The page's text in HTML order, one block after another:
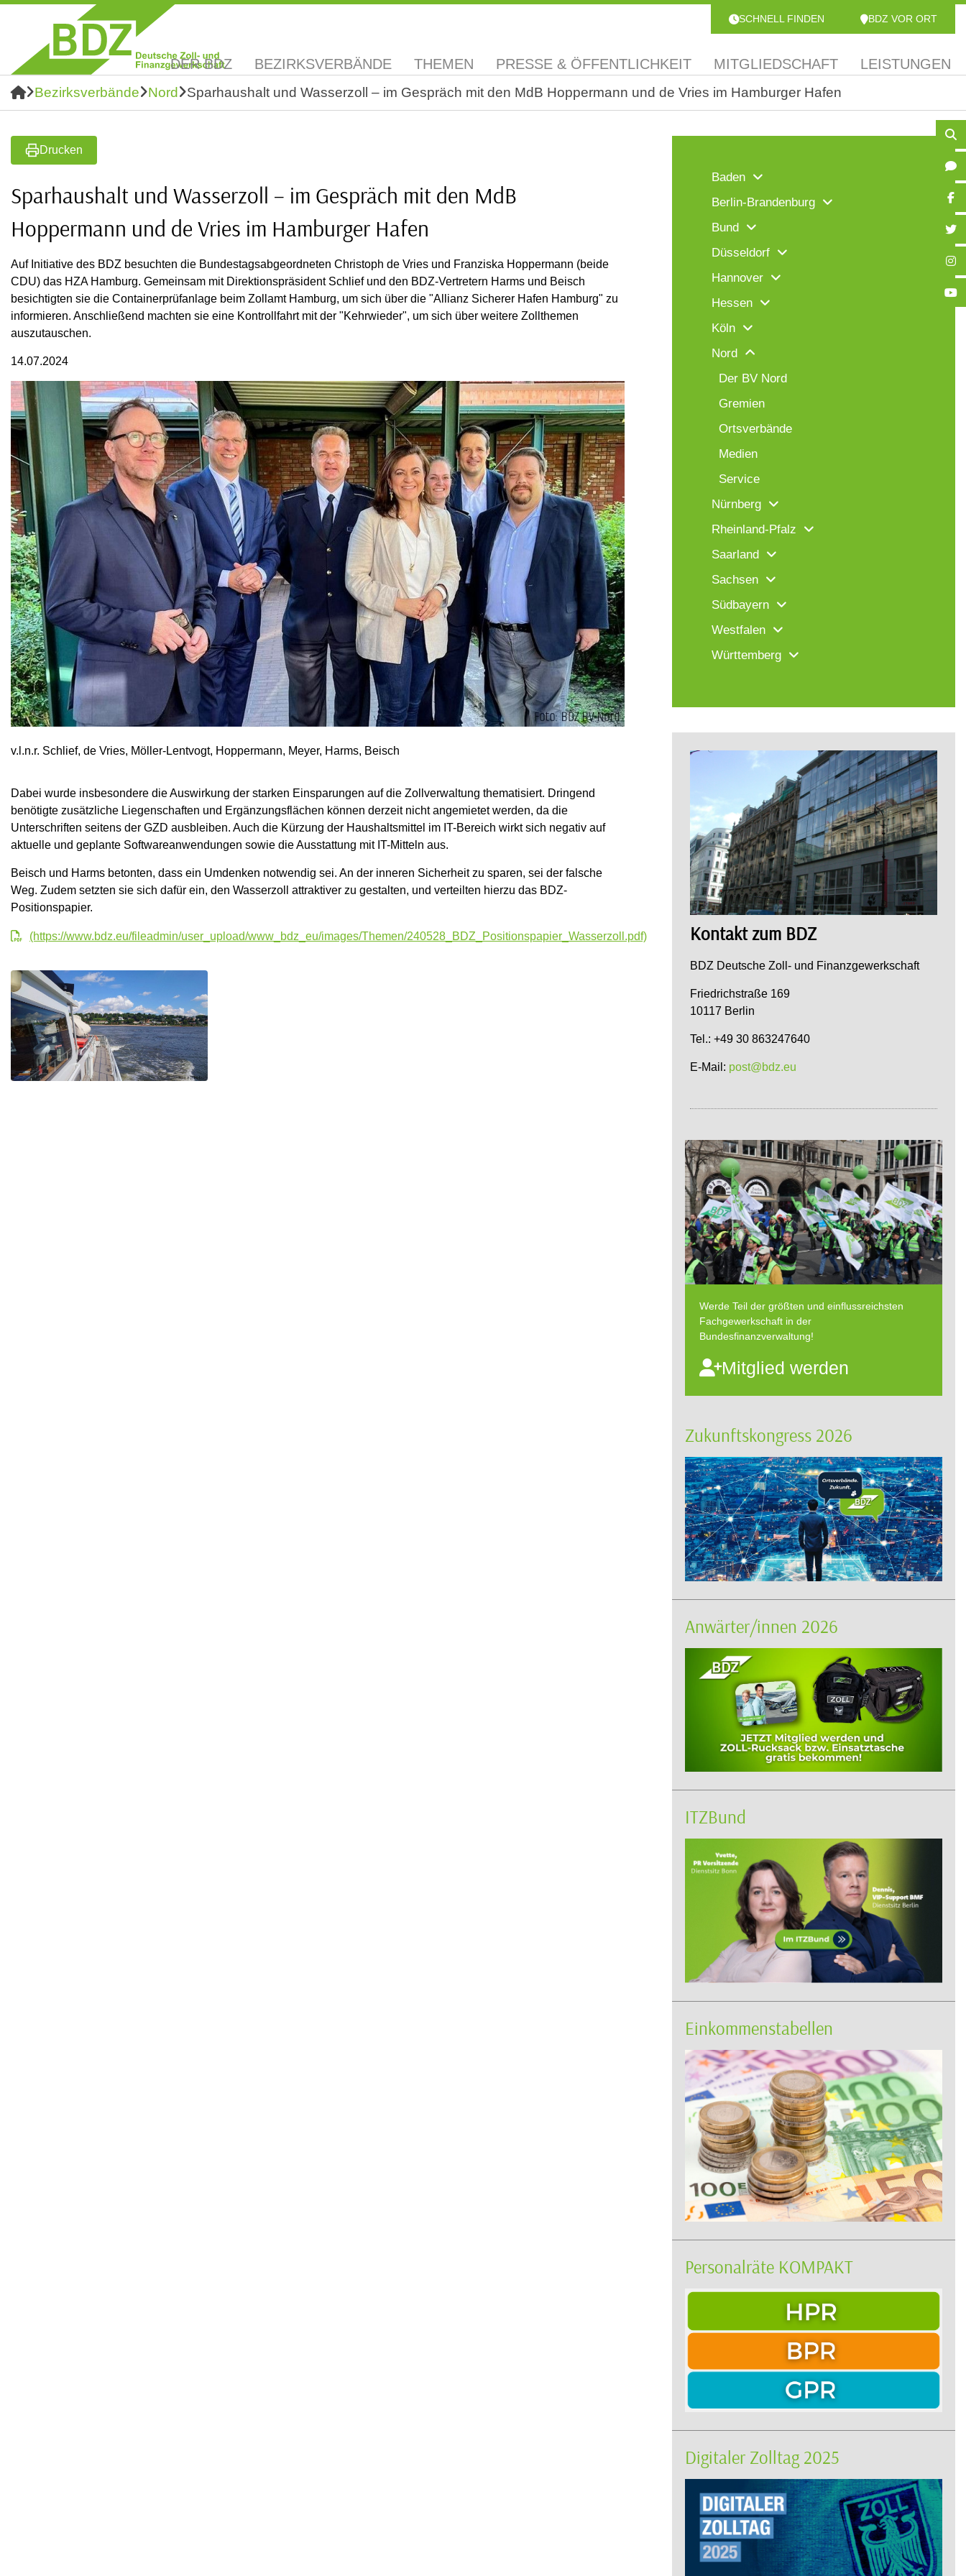
SCHNELL FINDEN BDZ VOR ORT
DER BDZ BEZIRKSVERBÄNDE THEMEN PRESSE & ÖFFENTLICHKEIT MITGLIEDSCHAFT LEISTUNGEN
Bezirksverbände Nord Sparhaushalt und Wasserzoll – im Gespräch mit den MdB Hoppermann und de Vries im Hamburger Hafen
Drucken
Sparhaushalt und Wasserzoll – im Gespräch mit den MdB
Hoppermann und de Vries im Hamburger Hafen
Auf Initiative des BDZ besuchten die Bundestagsabgeordneten Christoph de Vries und Franziska Hoppermann (beide
CDU) das HZA Hamburg. Gemeinsam mit Direktionspräsident Schlief und den BDZ-Vertretern Harms und Beisch
besichtigten sie die Containerprüfanlage beim Zollamt Hamburg, um sich über die "Allianz Sicherer Hafen Hamburg" zu
informieren. Anschließend machten sie eine Kontrollfahrt mit der "Kehrwieder", um sich über weitere Zollthemen
auszutauschen.
14.07.2024
v.l.n.r. Schlief, de Vries, Möller-Lentvogt, Hoppermann, Meyer, Harms, Beisch
Dabei wurde insbesondere die Auswirkung der starken Einsparungen auf die Zollverwaltung thematisiert. Dringend
benötigte zusätzliche Liegenschaften und Ergänzungsflächen können derzeit nicht angemietet werden, da die
Unterschriften seitens der GZD ausbleiben. Auch die Kürzung der Haushaltsmittel im IT-Bereich wirkt sich negativ auf
aktuelle und geplante Softwareanwendungen sowie die Ausstattung mit IT-Mitteln aus.
Beisch und Harms betonten, dass ein Umdenken notwendig sei. An der inneren Sicherheit zu sparen, sei der falsche
Weg. Zudem setzten sie sich dafür ein, den Wasserzoll attraktiver zu gestalten, und verteilten hierzu das BDZ-
Positionspapier.
(https://www.bdz.eu/fileadmin/user_upload/www_bdz_eu/images/Themen/240528_BDZ_Positionspapier_Wasserzoll.pdf)
Baden
Berlin-Brandenburg
Bund
Düsseldorf
Hannover
Hessen
Köln
Nord
Der BV Nord
Gremien
Ortsverbände
Medien
Service
Nürnberg
Rheinland-Pfalz
Saarland
Sachsen
Südbayern
Westfalen
Württemberg
Kontakt zum BDZ
BDZ Deutsche Zoll- und Finanzgewerkschaft
Friedrichstraße 169
10117 Berlin
Tel.: +49 30 863247640
E-Mail: post@bdz.eu
Werde Teil der größten und einflussreichsten
Fachgewerkschaft in der
Bundesfinanzverwaltung!
Mitglied werden
Zukunftskongress 2026
Anwärter/innen 2026
ITZBund
Einkommenstabellen
Personalräte KOMPAKT
Digitaler Zolltag 2025